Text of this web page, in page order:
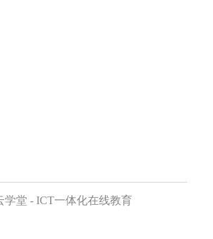
学堂 - ICT一体化在线教育